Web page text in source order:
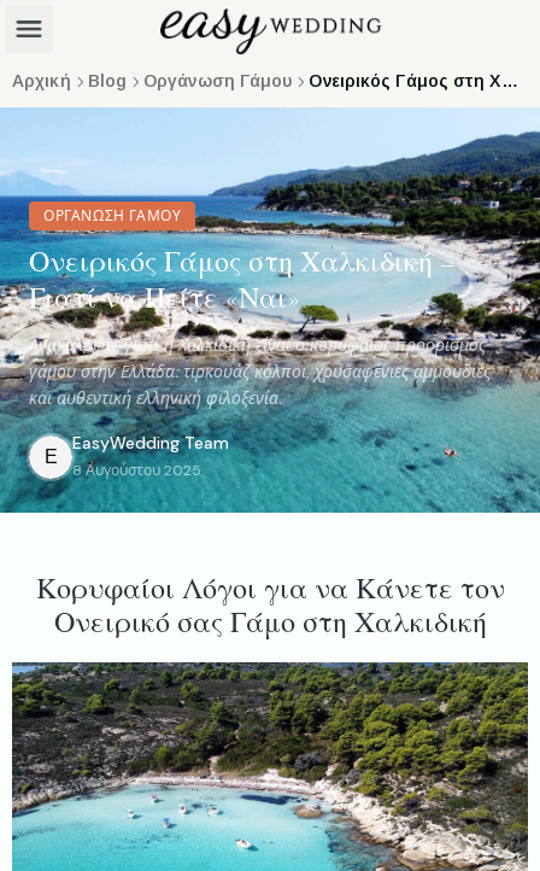
Αρχική Blog Οργάνωση Γάμου Ονειρικός Γάμος στη Χαλκιδική – Γιατί να Πείτε «Ναι»
ΟΡΓΆΝΩΣΗ ΓΆΜΟΥ
Ονειρικός Γάμος στη Χαλκιδική –
Γιατί να Πείτε «Ναι»
Ανακαλύψτε γιατί η Χαλκιδική είναι ο κορυφαίος προορισμός
γάμου στην Ελλάδα: τιρκουάζ κόλποι, χρυσαφένιες αμμουδιές
και αυθεντική ελληνική φιλοξενία.
E
EasyWedding Team
8 Αυγούστου 2025
Κορυφαίοι Λόγοι για να Κάνετε τον
Ονειρικό σας Γάμο στη Χαλκιδική